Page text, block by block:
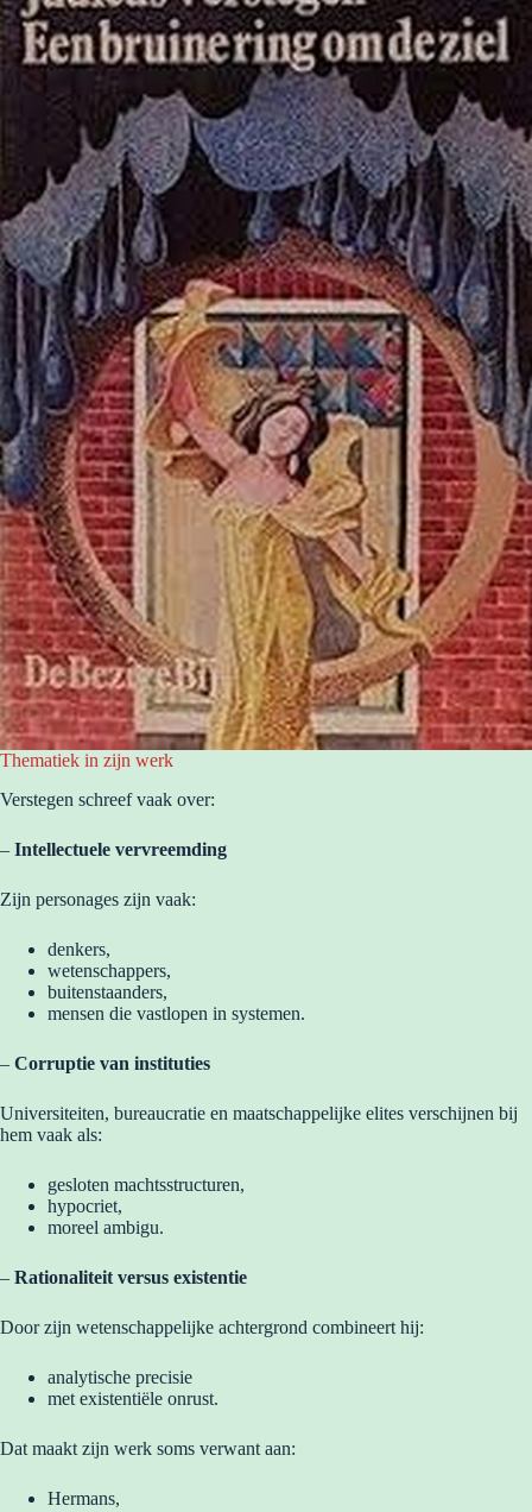
Thematiek in zijn werk
Verstegen schreef vaak over:
– Intellectuele vervreemding
Zijn personages zijn vaak:
denkers,
wetenschappers,
buitenstaanders,
mensen die vastlopen in systemen.
– Corruptie van instituties
Universiteiten, bureaucratie en maatschappelijke elites verschijnen bij
hem vaak als:
gesloten machtsstructuren,
hypocriet,
moreel ambigu.
– Rationaliteit versus existentie
Door zijn wetenschappelijke achtergrond combineert hij:
analytische precisie
met existentiële onrust.
Dat maakt zijn werk soms verwant aan:
Hermans,